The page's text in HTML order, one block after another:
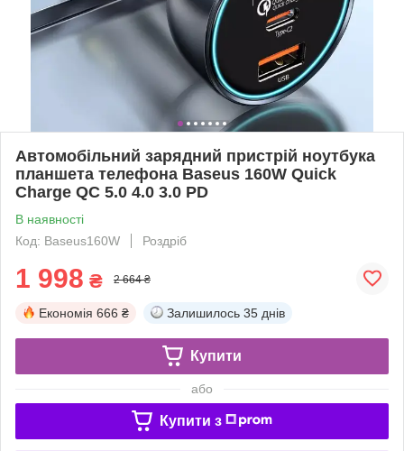
Автомобільний зарядний пристрій ноутбука
планшета телефона Baseus 160W Quick
Charge QC 5.0 4.0 3.0 PD
В наявності
Код: Baseus160W
Роздріб
1 998 ₴ 2 664 ₴
Економія 666 ₴ Залишилось 35 днів
Купити
або
Купити з